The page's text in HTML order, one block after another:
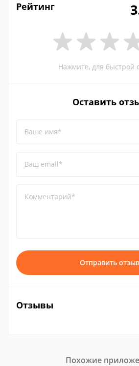
Рейтинг
Нажмите, для быстрой
Оставить
Ваше имя*
Ваш email*
Комментарий*
Отправить отзыв
Отзывы
Похожие